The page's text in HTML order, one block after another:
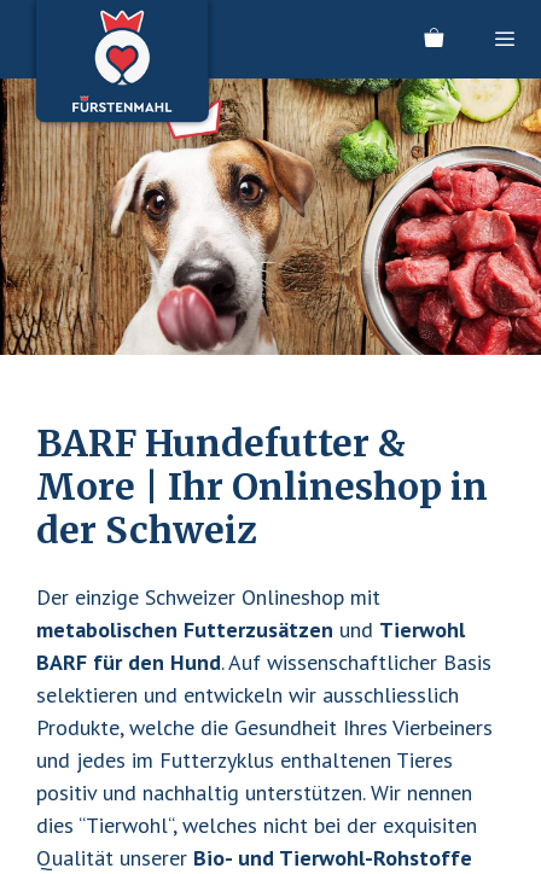
springen
BARF Hundefutter &
More | Ihr Onlineshop in
der Schweiz
Der einzige Schweizer Onlineshop mit
metabolischen Futterzusätzen und Tierwohl
BARF für den Hund. Auf wissenschaftlicher Basis
selektieren und entwickeln wir ausschliesslich
Produkte, welche die Gesundheit Ihres Vierbeiners
und jedes im Futterzyklus enthaltenen Tieres
positiv und nachhaltig unterstützen. Wir nennen
dies “Tierwohl“, welches nicht bei der exquisiten
Qualität unserer Bio- und Tierwohl-Rohstoffe